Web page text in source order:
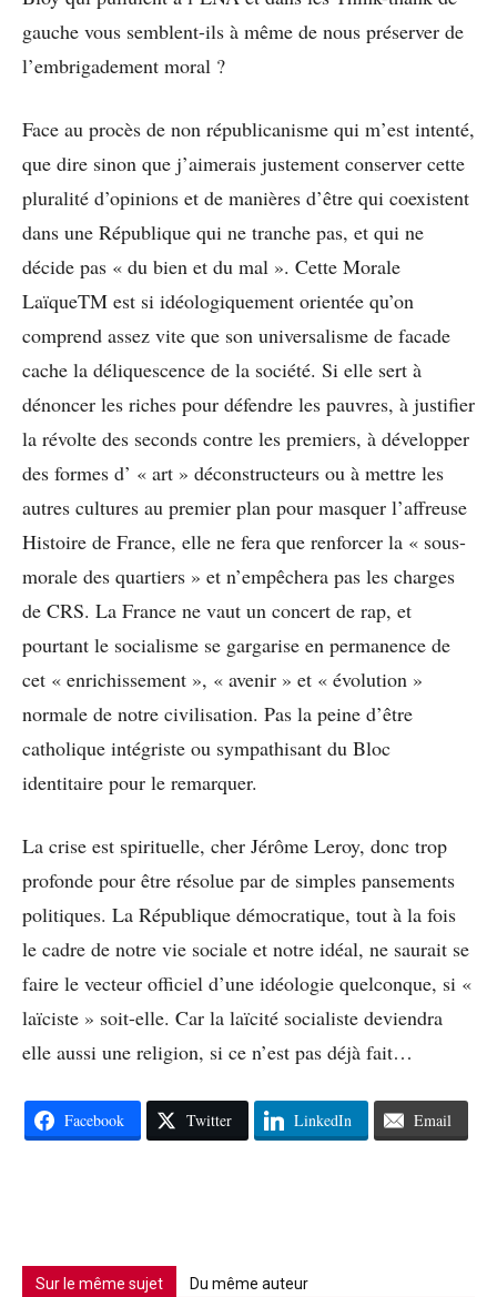
gauche vous semblent-ils à même de nous préserver de
l’embrigadement moral ?
Face au procès de non républicanisme qui m’est intenté,
que dire sinon que j’aimerais justement conserver cette
pluralité d’opinions et de manières d’être qui coexistent
dans une République qui ne tranche pas, et qui ne
décide pas « du bien et du mal ». Cette Morale
LaïqueTM est si idéologiquement orientée qu’on
comprend assez vite que son universalisme de facade
cache la déliquescence de la société. Si elle sert à
dénoncer les riches pour défendre les pauvres, à justifier
la révolte des seconds contre les premiers, à développer
des formes d’ « art » déconstructeurs ou à mettre les
autres cultures au premier plan pour masquer l’affreuse
Histoire de France, elle ne fera que renforcer la « sous-
morale des quartiers » et n’empêchera pas les charges
de CRS. La France ne vaut un concert de rap, et
pourtant le socialisme se gargarise en permanence de
cet « enrichissement », « avenir » et « évolution »
normale de notre civilisation. Pas la peine d’être
catholique intégriste ou sympathisant du Bloc
identitaire pour le remarquer.
La crise est spirituelle, cher Jérôme Leroy, donc trop
profonde pour être résolue par de simples pansements
politiques. La République démocratique, tout à la fois
le cadre de notre vie sociale et notre idéal, ne saurait se
faire le vecteur officiel d’une idéologie quelconque, si «
laïciste » soit-elle. Car la laïcité socialiste deviendra
elle aussi une religion, si ce n’est pas déjà fait…
Facebook Twitter LinkedIn Email
Sur le même sujet Du même auteur